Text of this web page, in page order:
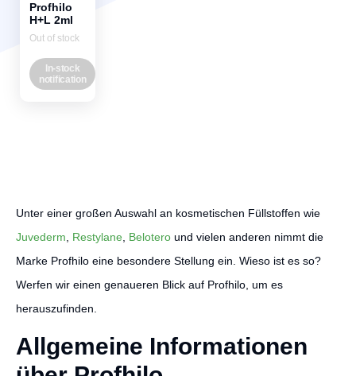
Profhilo
H+L 2ml
Out of stock
In-stock
notification
Unter einer großen Auswahl an kosmetischen Füllstoffen wie
Juvederm
Restylane Belotero und vielen anderen nimmt die
Marke Profhilo eine besondere Stellung ein. Wieso ist es so?
Werfen wir einen genaueren Blick auf Profhilo, um es
herauszufinden.
Allgemeine Informationen